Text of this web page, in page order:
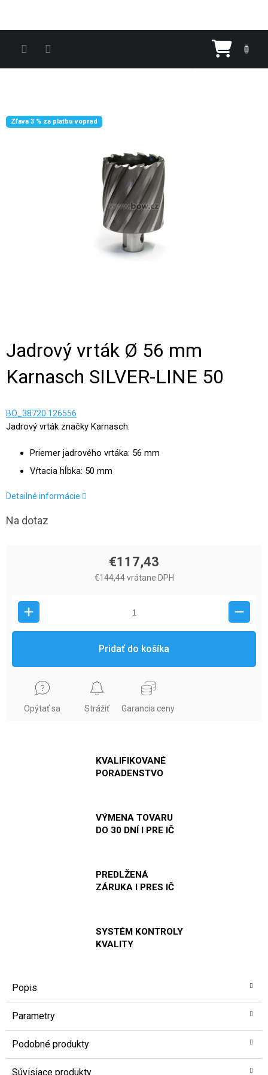
Zľava 3 % za platbu vopred
Jadrový vrták Ø 56 mm
Karnasch SILVER-LINE 50
BO_38720.126556
Jadrový vrták značky Karnasch.
Priemer jadrového vrtáka: 56 mm
Vŕtacia hĺbka: 50 mm
Detailné informácie
Na dotaz
€117,43
€144,44 vrátane DPH
Pridať do košíka
Opýtať sa Strážiť Garancia ceny
KVALIFIKOVANÉ
PORADENSTVO
VÝMENA TOVARU
DO 30 DNÍ I PRE IČ
PREDLŽENÁ
ZÁRUKA I PRES IČ
SYSTÉM KONTROLY
KVALITY
Popis
Parametry
Podobné produkty
Súvisiace produkty